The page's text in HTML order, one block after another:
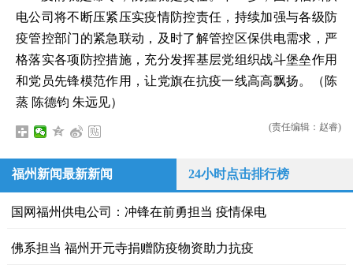
电公司将不断压紧压实疫情防控责任，持续加强与各级防
疫管控部门的紧急联动，及时了解管控区保供电需求，严
格落实各项防控措施，充分发挥基层党组织战斗堡垒作用
和党员先锋模范作用，让党旗在抗疫一线高高飘扬。（陈
蒸 陈德钧 朱远见）
(责任编辑：赵睿)
福州新闻最新新闻 24小时点击排行榜
国网福州供电公司：冲锋在前勇担当 疫情保电
佛系担当 福州开元寺捐赠防疫物资助力抗疫